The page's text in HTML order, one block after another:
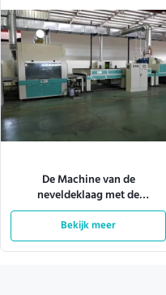
De Machine van de
neveldeklaag met de
Verlichting 380V 28kw van Tec
van het Transportbandsysteem
Bekijk meer